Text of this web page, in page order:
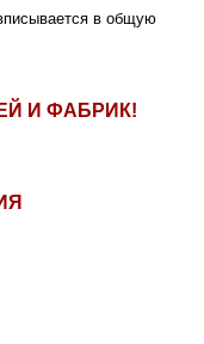
в общую
И ФАБРИК!